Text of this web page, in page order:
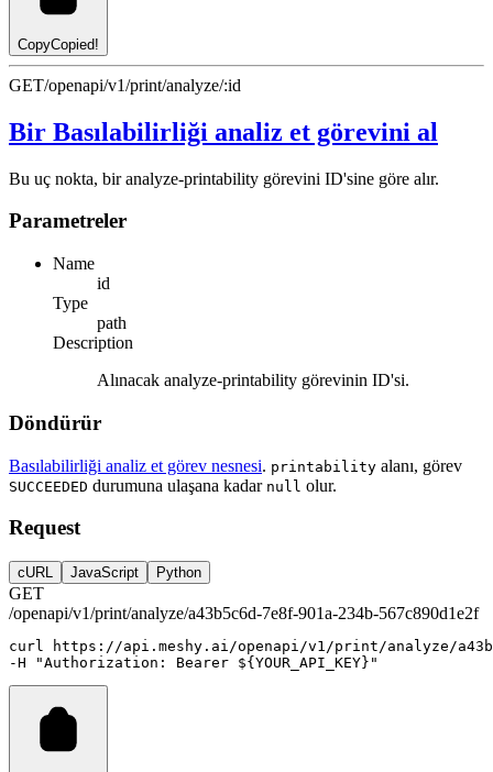
CopyCopied!
GET/openapi/v1/print/analyze/:id
Bir Basılabilirliği analiz et görevini al
Bu uç nokta, bir analyze-printability görevini ID'sine göre alır.
Parametreler
Name
id
Type
path
Description
Alınacak analyze-printability görevinin ID'si.
Döndürür
Basılabilirliği analiz et görev nesnesi. printability alanı, görev
SUCCEEDED durumuna ulaşana kadar null olur.
Request
cURL JavaScript Python
GET
/openapi/v1/print/analyze/a43b5c6d-7e8f-901a-234b-567c890d1e2f
curl
https://api.meshy.ai/openapi/v1/print/analyze/
-H
"Authorization: Bearer ${YOUR_API_KEY}"